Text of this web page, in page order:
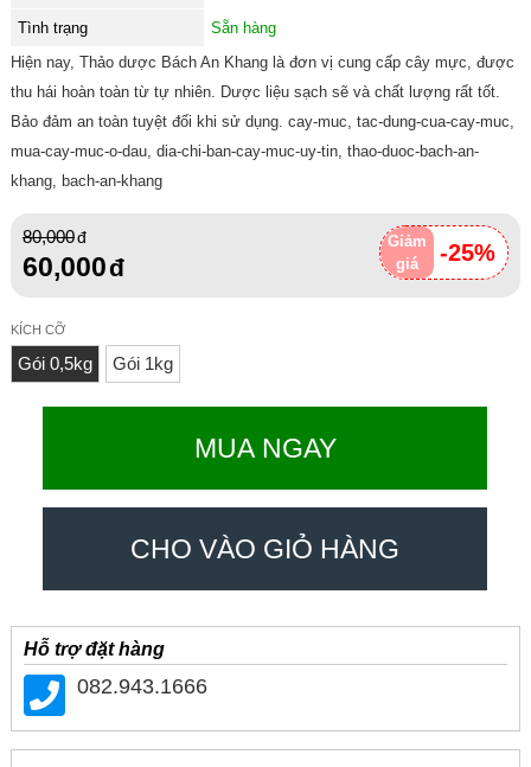
Tình trạng
Sẵn hàng
Hiện nay, Thảo dược Bách An Khang là đơn vị cung cấp cây mực, được
thu hái hoàn toàn từ tự nhiên. Dược liệu sạch sẽ và chất lượng rất tốt.
Bảo đảm an toàn tuyệt đối khi sử dụng. cay-muc, tac-dung-cua-cay-muc,
mua-cay-muc-o-dau, dia-chi-ban-cay-muc-uy-tin, thao-duoc-bach-an-
khang, bach-an-khang
Giảm
giá
-25%
80,000
60,000
KÍCH CỠ
Gói 0,5kg Gói 1kg
MUA NGAY
CHO VÀO GIỎ HÀNG
Hỗ trợ đặt hàng
082.943.1666